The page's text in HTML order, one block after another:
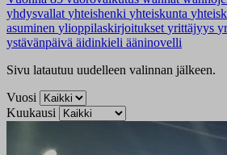
yhdysvallat yhteishenki yhteiskunta
asuminen ylioppilaskirjoitukset yrittäjyys
ystävänpäivä äidinkieli ääninovelli
Sivu latautuu uudelleen valinnan jälkeen.
Vuosi
Kuukausi